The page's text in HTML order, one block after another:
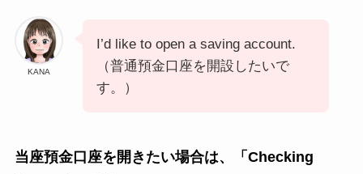
KANA
I’d like to open a saving account.
（普通預金口座を開設したいで
す。）
当座預金口座を開きたい場合は、「Checking